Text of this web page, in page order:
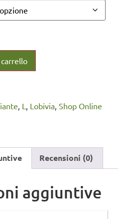
L Lobivia Shop Online
Recensioni (0)
aggiuntive